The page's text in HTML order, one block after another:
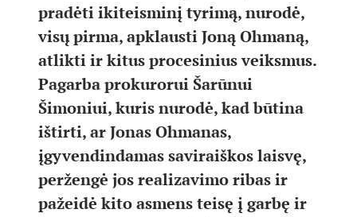
pradėti ikiteisminį tyrimą, nurodė,
visų pirma, apklausti Joną Ohmaną,
atlikti ir kitus procesinius veiksmus.
Pagarba prokurorui Šarūnui
Šimoniui, kuris nurodė, kad būtina
ištirti, ar Jonas Ohmanas,
įgyvendindamas saviraiškos laisvę,
peržengė jos realizavimo ribas ir
pažeidė kito asmens teisę į garbę ir